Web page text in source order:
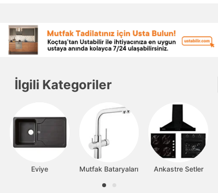
İlgili Kategoriler
Eviye Mutfak Bataryaları Ankastre Setler